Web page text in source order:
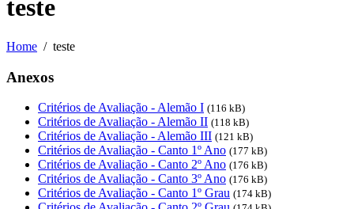
teste
Home teste
Anexos
Critérios de Avaliação - Alemão I (116 kB)
Critérios de Avaliação - Alemão II (118 kB)
Critérios de Avaliação - Alemão III (121 kB)
Critérios de Avaliação - Canto 1º Ano (177 kB)
Critérios de Avaliação - Canto 2º Ano (176 kB)
Critérios de Avaliação - Canto 3º Ano (176 kB)
Critérios de Avaliação - Canto 1º Grau (174 kB)